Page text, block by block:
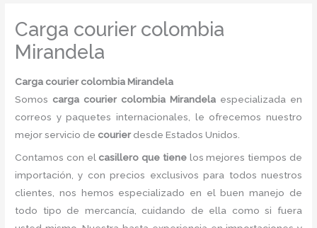
Carga courier colombia
Mirandela
Carga courier colombia Mirandela
Somos carga courier colombia Mirandelaespecializada en
correos y paquetes internacionales, le ofrecemos nuestro
mejor servicio de courier desde Estados Unidos.
Contamos con el casillero que tienelos mejores tiempos de
importación, y con precios exclusivos para todos nuestros
clientes, nos hemos especializado en el buen manejo de
todo tipo de mercancía, cuidando de ella como si fuera